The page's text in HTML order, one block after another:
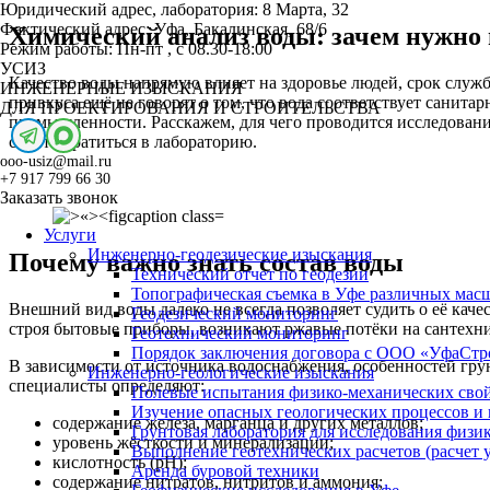
Юридический адрес, лаборатория: 8 Марта, 32
Фактический адрес:Уфа, Бакалинская, 68/6
Режим работы:Пн-пт , с 08.30-18:00
УСИЗ
ИНЖЕНЕРНЫЕ ИЗЫСКАНИЯ
ДЛЯ ПРОЕКТИРОВАНИЯ И СТРОИТЕЛЬСТВА
ooo-usiz@mail.ru
+7 917 799 66 30
Заказать звонок
Услуги
Инженерно-геодезические изыскания
Технический отчет по геодезии
Топографическая съемка в Уфе различных
Геодезический мониторинг
Геотехнический мониторинг
Порядок заключения договора с ООО
Инженерно-геологические изыскания
Полевые испытания физико-механических
Изучение опасных геологических процессов и
Грунтовая лаборатория для исследования
Выполнение геотехнических расчетов
Аренда буровой техники
Химический анализ воды: зачем нужно
Качество воды напрямую влияет на здоровье людей, срок
привкуса ещё не говорят о том, что вода соответствует
промышленности. Расскажем, для чего проводится
стоит обратиться в лабораторию.
Почему важно знать состав воды
Внешний вид воды далеко не всегда позволяет судить о её
строя бытовые приборы, возникают ржавые потёки на
В зависимости от источника водоснабжения, особенностей
специалисты определяют:
содержание железа, марганца и других металлов;
уровень жёсткости и минерализации;
кислотность (pH);
содержание нитратов, нитритов и аммония;